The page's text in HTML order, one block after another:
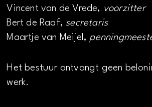
Vincent van de Vrede, voorzitter
Bert de Raaf, secretaris
Maartje van Meijel,
Het bestuur ontvangt geen
werk.